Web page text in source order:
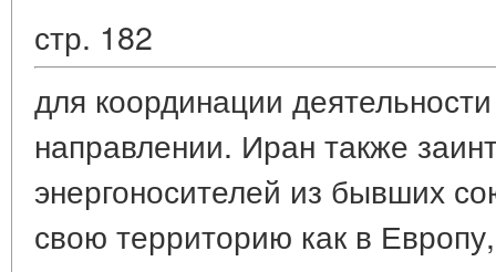
стр. 182
для координации
направлении. Иран также
энергоносителей из бывших
свою территорию как в